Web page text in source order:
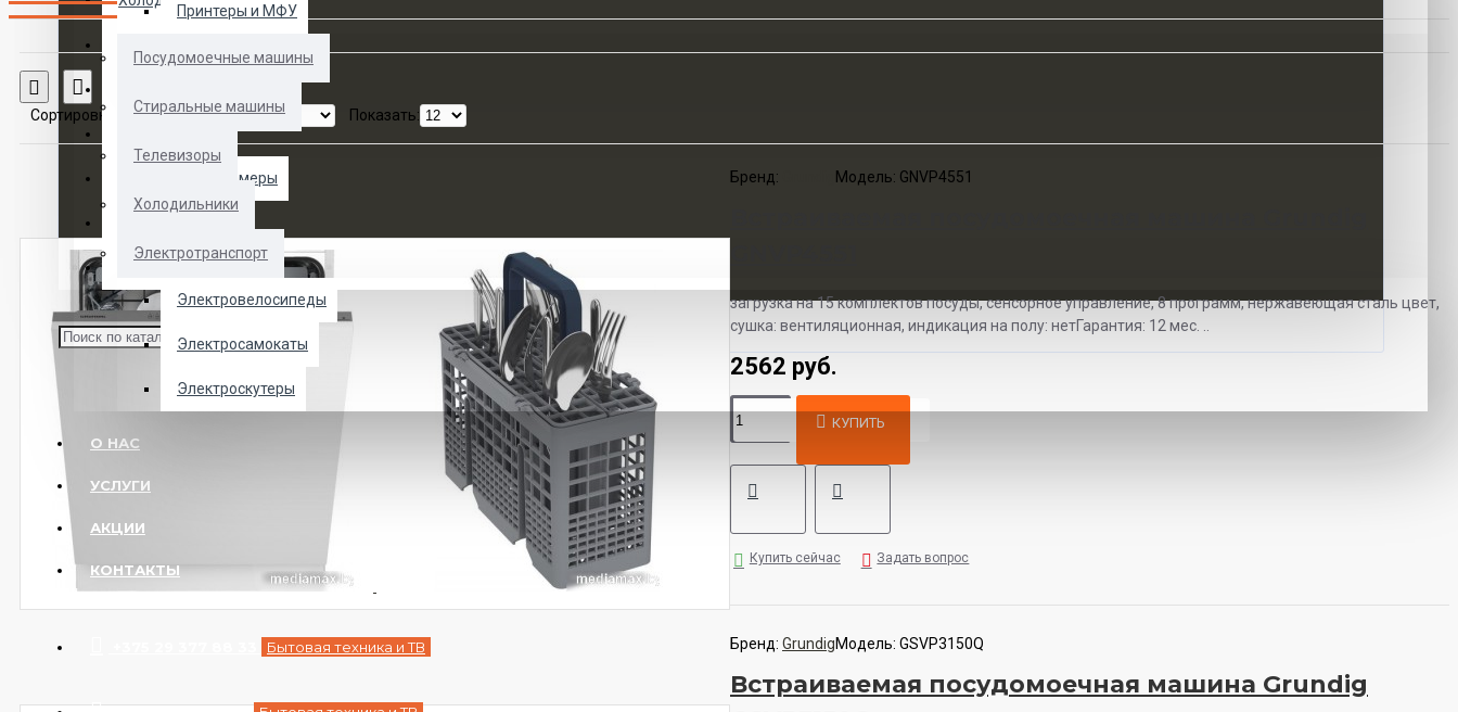
Морозильные камеры
Телевизоры
Принтеры и МФУ
Посудомоечные машины
Стиральные машины
Телевизоры
Холодильники
Электротранспорт
Электровелосипеды
Электросамокаты
Электроскутеры
О НАС
УСЛУГИ
АКЦИИ
КОНТАКТЫ
Бытовая техника и ТВ
Сортировка:
Показать:
Бренд: Модель: GNVP4551
загрузка на 15 комплектов посуды, сенсорное управление, 8 программ, нержавеющая сталь цвет,
сушка: вентиляционная, индикация на полу: нетГарантия: 12 мес. ..
2562 руб.
КУПИТЬ
Купить сейчас Задать вопрос
Бренд: GrundigМодель: GSVP3150Q
Встраиваемая посудомоечная машина Grundig